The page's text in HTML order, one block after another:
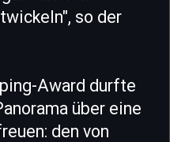
so der
Award durfte
über eine
den von